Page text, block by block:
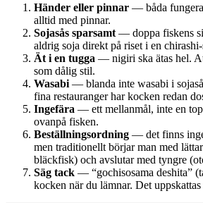
Händer eller pinnar — båda
alltid med pinnar.
Sojasås sparsamt — doppa fiskens
aldrig soja direkt på riset i en
Ät i en tugga — nigiri ska ätas hel.
som dålig stil.
Wasabi — blanda inte wasabi i
fina restauranger har kocken redan
Ingefära — ett mellanmål, inte en
ovanpå fisken.
Beställningsordning — det finns
men traditionellt börjar man med
bläckfisk) och avslutar med tyngre
Säg tack — “gochisosama deshita”
kocken när du lämnar. Det